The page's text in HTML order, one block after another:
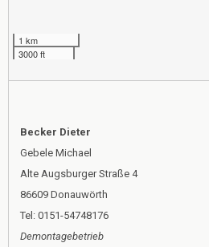
1 km
3000 ft
Becker Dieter
Gebele Michael
Alte Augsburger Straße 4
86609 Donauwörth
Tel: 0151-54748176
Demontagebetrieb